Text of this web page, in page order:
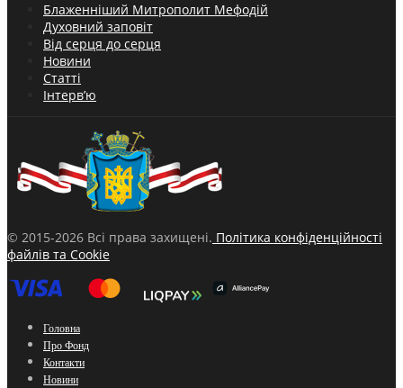
Блаженніший Митрополит Мефодій
Духовний заповіт
Від серця до серця
Новини
Статті
Інтерв’ю
© 2015-2026 Всі права захищені. Політика конфіденційності
файлів та Cookie
Головна
Про Фонд
Контакти
Новини